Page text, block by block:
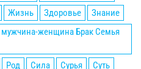
Жизнь Здоровье
Знание
женщина Брак Семья
Род Сила Сурья
Суть